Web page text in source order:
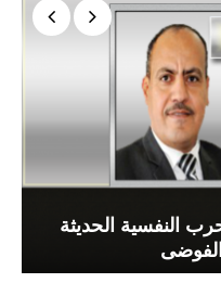
تنتبه (2) الحرب النفسية الحديثة